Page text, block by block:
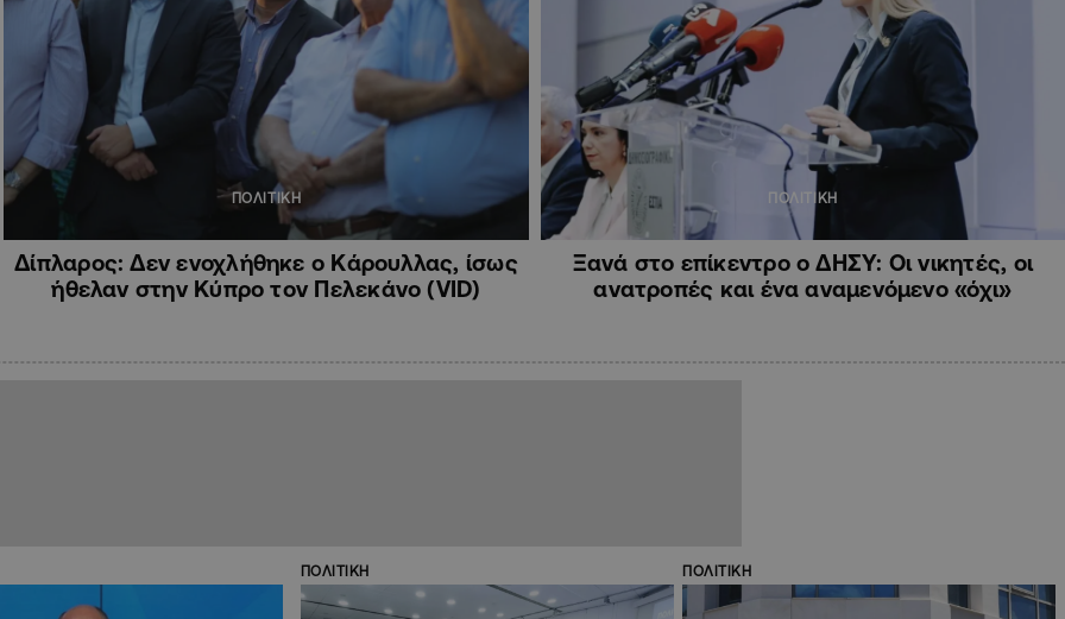
ΠΟΛΙΤΙΚΗ
Δίπλαρος: Δεν ενοχλήθηκε ο Κάρουλλας, ίσως
ήθελαν στην Κύπρο τον Πελεκάνο (VID)
ΠΟΛΙΤΙΚΗ
Ξανά στο επίκεντρο ο ΔΗΣΥ: Οι νικητές, οι
ανατροπές και ένα αναμενόμενο «όχι»
ΠΟΛΙΤΙΚΗ ΠΟΛΙΤΙΚΗ